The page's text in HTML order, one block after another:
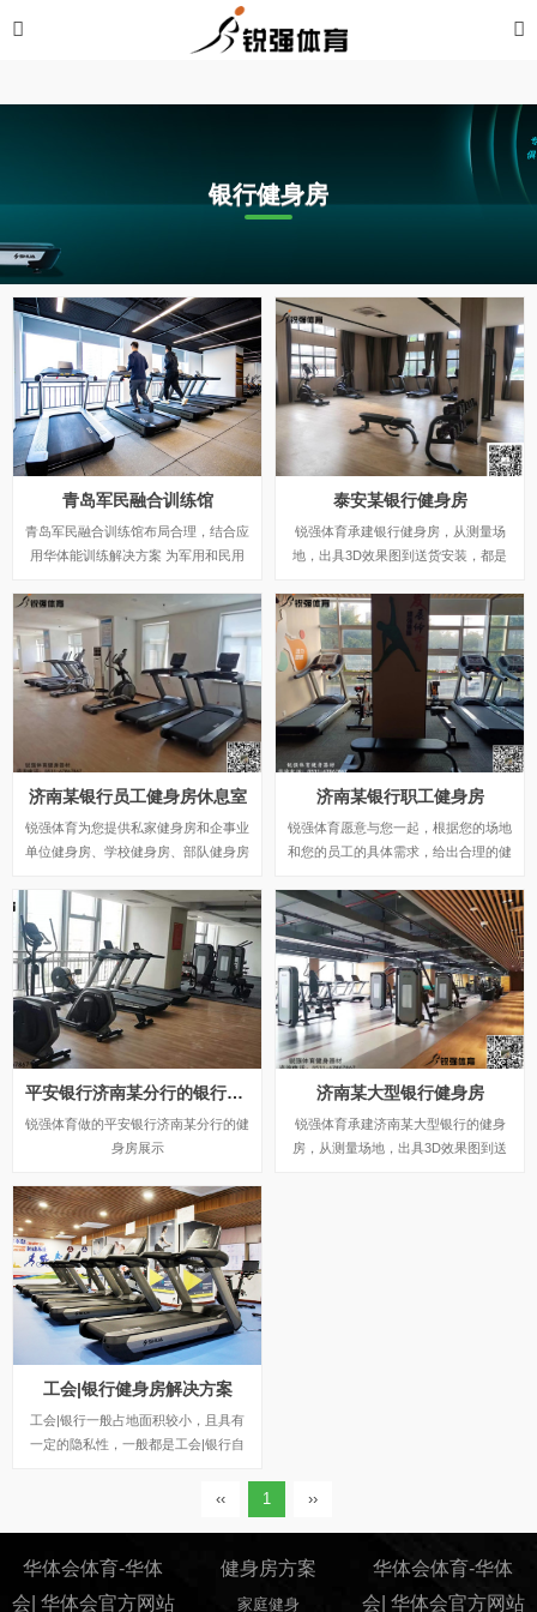
华体会体育-华体会| 华体会官方网站
银行健身房
青岛军民融合训练馆
青岛军民融合训练馆布局合理，结合应
用华体能训练解决方案 为军用和民用
发展针对军用训练需要。
泰安某银行健身房
锐强体育承建银行健身房，从测量场
地，出具3D效果图到送货安装，都是
济南某银行员工健身房休息室
锐强体育为您提供私家健身房和企事业
单位健身房、学校健身房、部队健身房
您提供舒华、乔山和艾力斯特等国内外
优质品牌的健身器材优选选择，更多优
惠和配置方案推荐，请到我们的旗舰店
实地查看或拨打我们专业健身器材营销
顾问电话，我们将竭诚为您服务！
济南某银行职工健身房
锐强体育愿意与您一起，根据您的场地
和您的员工的具体需求，给出合理的健
为您提供舒华、乔山和艾力斯特等国内
外优质品牌的健身器材优选选择，更多
优惠和配置方案推荐，请到我们的旗舰
店实地查看或拨打我们专业健身器材营
销顾问电话，我们将竭诚为您服务！
平安银行济南某分行的银行健身房
锐强体育做的平安银行济南某分行的健
身房展示
济南某大型银行健身房
锐强体育承建济南某大型银行的健身
房，从测量场地，出具3D效果图到送
工会|银行健身房解决方案
工会|银行一般占地面积较小，且具有
一定的隐私性，一般都是工会|银行自
篮球架、室内健身器材等，专业配置商
‹‹ 1 ››
华体会体育-华体
会| 华体会官方网站
健身房方案
家庭健身
华体会体育-华体
会| 华体会官方网站